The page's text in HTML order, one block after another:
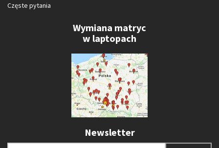
Częste pytania
Wymiana matryc
w laptopach
Newsletter